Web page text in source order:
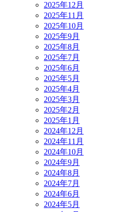
2025年12月
2025年11月
2025年10月
2025年9月
2025年8月
2025年7月
2025年6月
2025年5月
2025年4月
2025年3月
2025年2月
2025年1月
2024年12月
2024年11月
2024年10月
2024年9月
2024年8月
2024年7月
2024年6月
2024年5月